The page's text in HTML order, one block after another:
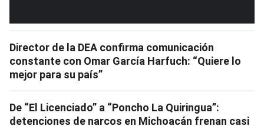
Director de la DEA confirma comunicación
constante con Omar García Harfuch: “Quiere lo
mejor para su país”
De “El Licenciado” a “Poncho La Quiringua”:
detenciones de narcos en Michoacán frenan casi